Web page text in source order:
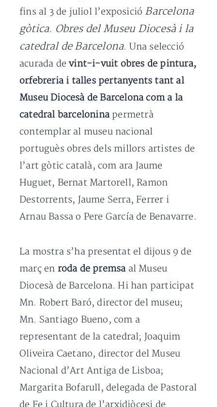
fins al 3 de juliol l’exposició Barcelona
gòtica. Obres del Museu Diocesà i la
catedral de Barcelona. Una selecció
acurada devint-i-vuit obres de pintura,
orfebreria i talles pertanyents tant al
Museu Diocesà de Barcelona com a la
catedral barceloninapermetrà
contemplar al museu nacional
portuguès obres dels millors artistes de
l’art gòtic català, com ara Jaume
Huguet, Bernat Martorell, Ramon
Destorrents, Jaume Serra, Ferrer i
Arnau Bassa o Pere García de Benavarre.
La mostra s’ha presentat el dijous 9 de
març en roda de premsaal Museu
Diocesà de Barcelona. Hi han participat
Mn. Robert Baró, director del museu;
Mn. Santiago Bueno, com a
representant de la catedral; Joaquim
Oliveira Caetano, director del Museu
Nacional d’Art Antiga de Lisboa;
Margarita Bofarull, delegada de Pastoral